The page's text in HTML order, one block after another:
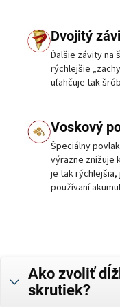
Dvojitý
Ďalšie závity na
rýchlejšie
uľahčuje tak
Voskový
Špeciálny
výrazne znižuje
je tak rýchlejšia,
používaní
Ako zvoliť
skrutiek?